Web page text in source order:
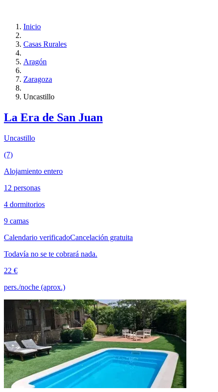
Inicio
Casas Rurales
Aragón
Zaragoza
Uncastillo
La Era de San Juan
Uncastillo
(7)
Alojamiento entero
12 personas
4 dormitorios
9 camas
Calendario verificadoCancelación gratuita
Todavía no se te cobrará nada.
22 €
pers./noche (aprox.)